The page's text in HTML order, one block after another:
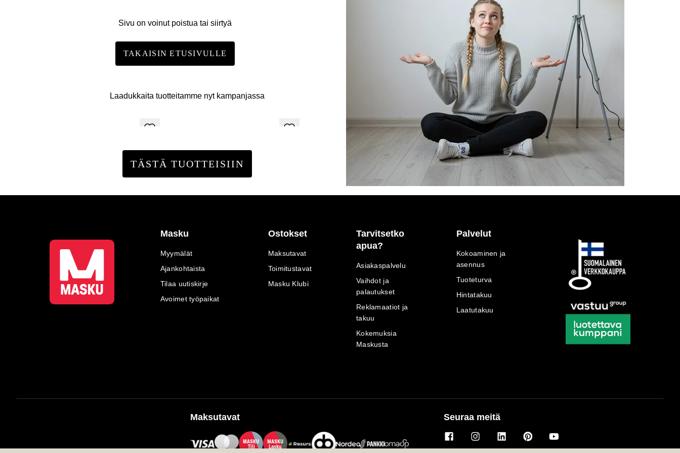
Sivu on voinut poistua tai siirtyä
TAKAISIN ETUSIVULLE
Laadukkaita tuotteitamme nyt kampanjassa
TÄSTÄ TUOTTEISIIN
Masku
Myymälät
Ajankohtaista
Tilaa uutiskirje
Avoimet työpaikat
Ostokset
Maksutavat
Toimitustavat
Masku Klubi
Tarvitsetko
apua?
Asiakaspalvelu
Vaihdot ja
palautukset
Reklamaatiot ja
takuu
Kokemuksia
Maskusta
Palvelut
Kokoaminen ja
asennus
Tuoteturva
Hintatakuu
Laatutakuu
Maksutavat
MASKU
Tili
MASKU
Lasku
Seuraa meitä